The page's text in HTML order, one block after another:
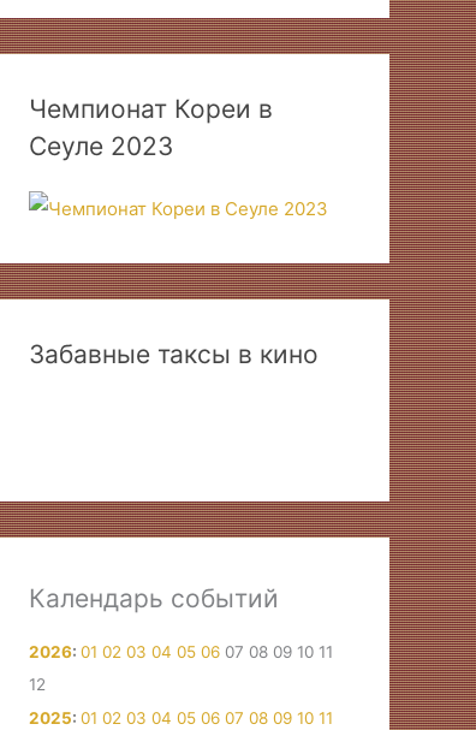
Чемпионат Кореи в
Сеуле 2023
Забавные таксы в кино
Календарь событий
2026: 01 02 03 04 05 06 07 08 09 10 11
12
2025: 01 02 03 04 05 06 07 08 09 10 11